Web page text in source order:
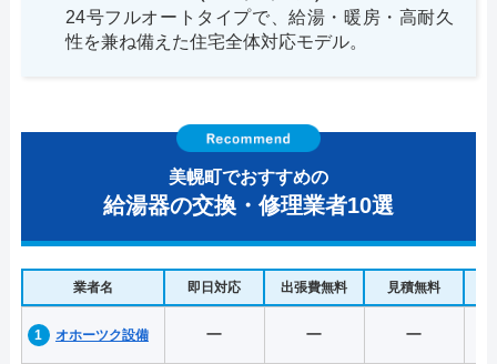
24号フルオートタイプで、給湯・暖房・高耐久
性を兼ね備えた住宅全体対応モデル。
美幌町でおすすめの
給湯器の交換・修理業者10選
業者名 即日対応 出張費無料 見積無料
オホーツク設備 ー ー ー